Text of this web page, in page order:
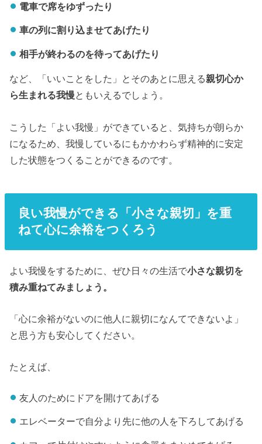
電車で席をゆずったり
車の列に割り込ませてあげたり
相手が終わるのを待ってあげたり
など、「いいことをした」とそのあとに思える親切心か
ら生まれる我慢ともいえるでしょう。
こうした「よい我慢」ができていると、気持ちが朗らか
になるため、我慢しているにもかかわらず精神的に安定
した状態をつくることができるのです。
良い我慢ができる「小さな親切」を重
ねて心に余裕をつくろう
よい我慢をするために、ぜひ日々の生活で小さな親切を
積み重ねてみましょう。
「心に余裕がないのに他人に親切になんてできないよ」
と思う方も安心してください。
たとえば、
友人のためにドアを開けてあげる
エレベーターで自分より先に他の人を下ろしてあげる